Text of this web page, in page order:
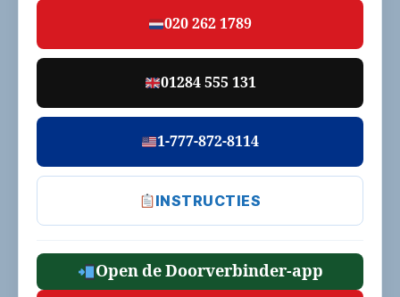
020 262 1789
01284 555 131
1-777-872-8114
INSTRUCTIES
Open de Doorverbinder-app